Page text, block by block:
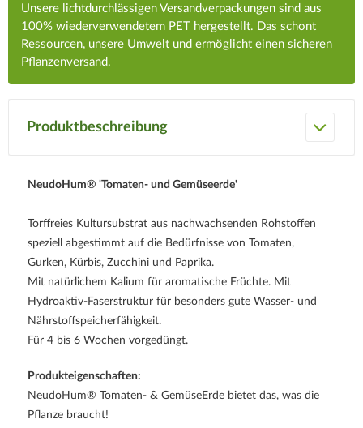
Unsere lichtdurchlässigen Versandverpackungen sind aus
100% wiederverwendetem PET hergestellt. Das schont
Ressourcen, unsere Umwelt und ermöglicht einen sicheren
Pflanzenversand.
Produktbeschreibung
NeudoHum® 'Tomaten- und Gemüseerde'
Torffreies Kultursubstrat aus nachwachsenden Rohstoffen
speziell abgestimmt auf die Bedürfnisse von Tomaten,
Gurken, Kürbis, Zucchini und Paprika.
Mit natürlichem Kalium für aromatische Früchte. Mit
Hydroaktiv-Faserstruktur für besonders gute Wasser- und
Nährstoffspeicherfähigkeit.
Für 4 bis 6 Wochen vorgedüngt.
Produkteigenschaften:
NeudoHum® Tomaten- & GemüseErde bietet das, was die
Pflanze braucht!